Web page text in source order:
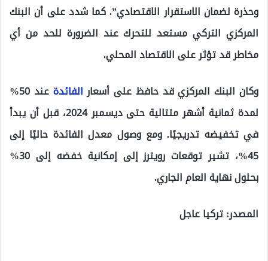
وحذرة لضمان الاستقرار الاقتصادي”. كما شدد على أن البنك
المركزي التركي مستعد للتحرك عند الضرورة للحد من أي
مخاطر قد تؤثر على الاقتصاد المحلي.
وكان البنك المركزي قد حافظ على أسعار الفائدة
عند 50%
لمدة ثمانية أشهر متتالية حتى ديسمبر 2024، قبل أن يبدأ
في تخفيضه تدريجيًا. ومع وصول معدل الفائدة حاليًا إلى
45%، تشير توقعات رويترز إلى إمكانية خفضه إلى 30%
بحلول نهاية العام الجاري.
المصدر: تركيا عاجل